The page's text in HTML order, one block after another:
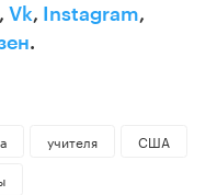
, Vk, Instagram,
.
учителя
США